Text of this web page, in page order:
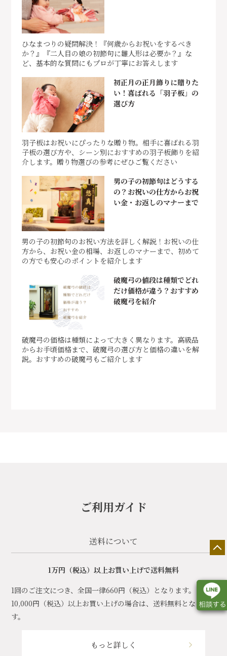
ひなまつりの疑問解決！『何歳からお祝いをするべき
か？』『二人目の娘の初節句に雛人形は必要か？』な
ど、基本的な質問にもプロが丁寧にお答えします
初正月の正月飾りに贈りた
い！喜ばれる「羽子板」の
選び方
羽子板はお祝いにぴったりな贈り物。相手に喜ばれる羽
子板の選び方や、シーン別におすすめの羽子板飾りを紹
介します。贈り物選びの参考にぜひご覧ください
男の子の初節句はどうする
の？お祝いの仕方からお祝
い金・お返しのマナーまで
男の子の初節句のお祝い方法を詳しく解説！お祝いの仕
方から、お祝い金の相場、お返しのマナーまで、初めて
の方でも安心のポイントを紹介します
破魔弓の値段は種類でどれ
だけ価格が違う？おすすめ
破魔弓を紹介
破魔弓の価格は種類によって大きく異なります。高級品
からお手頃価格まで、破魔弓の選び方と価格の違いを解
説。おすすめの破魔弓もご紹介します
ご利用ガイド
送料について
1万円（税込）以上お買い上げで送料無料
1回のご注文につき、全国一律660円（税込）となります。
10,000円（税込）以上お買い上げの場合は、送料無料となりま
す。
もっと詳しく